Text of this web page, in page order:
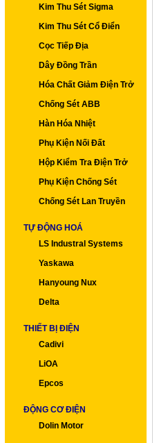
Kim Thu Sét Sigma
Kim Thu Sét Cổ Điển
Cọc Tiếp Địa
Dây Đồng Trần
Hóa Chất Giảm Điện Trở
Chống Sét ABB
Hàn Hóa Nhiệt
Phụ Kiện Nối Đất
Hộp Kiểm Tra Điện Trở
Phụ Kiện Chống Sét
Chống Sét Lan Truyền
TỰ ĐỘNG HOÁ
LS Industral Systems
Yaskawa
Hanyoung Nux
Delta
THIẾT BỊ ĐIỆN
Cadivi
LiOA
Epcos
ĐỘNG CƠ ĐIỆN
Dolin Motor